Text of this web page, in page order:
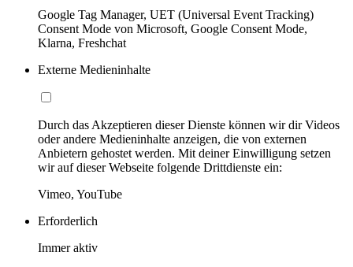
Google Tag Manager, UET (Universal Event Tracking)
Consent Mode von Microsoft, Google Consent Mode,
Klarna, Freshchat
Externe Medieninhalte
Durch das Akzeptieren dieser Dienste können wir dir Videos
oder andere Medieninhalte anzeigen, die von externen
Anbietern gehostet werden. Mit deiner Einwilligung setzen
wir auf dieser Webseite folgende Drittdienste ein:
Vimeo, YouTube
Erforderlich
Immer aktiv